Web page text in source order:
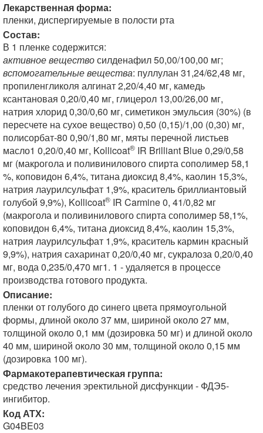
Лекарственная форма:
пленки, диспергируемые в полости рта
Состав:
В 1 пленке содержится:
активное веществосилденафил 50,00/100,00 мг;
вспомогательные вещества: пуллулан 31,24/62,48 мг,
пропиленгликоля алгинат 2,20/4,40 мг, камедь
ксантановая 0,20/0,40 мг, глицерол 13,00/26,00 мг,
натрия хлорид 0,30/0,60 мг, симетикон эмульсия (30%) (в
пересчете на сухое вещество) 0,50 (0,15)/1,00 (0,30) мг,
полисорбат-80 0,90/1,80 мг, мяты перечной листьев
масло1 0,20/0,40 мг, Kollicoat® IR Brilliant Blue 0,29/0,58
мг (макрогола и поливинилового спирта сополимер 58,1
%, коповидон 6,4%, титана диоксид 8,4%, каолин 15,3%,
натрия лаурилсульфат 1,9%, краситель бриллиантовый
голубой 9,9%), Kollicoat® IR Carmine 0, 41/0,82 мг
(макрогола и поливинилового спирта сополимер 58,1%,
коповидон 6,4%, титана диоксид 8,4%, каолин 15,3%,
натрия лаурилсульфат 1,9%, краситель кармин красный
9,9%), натрия сахаринат 0,20/0,40 мг, сукралоза 0,20/0,40
мг, вода 0,235/0,470 мг1. 1 - удаляется в процессе
производства готового продукта.
Описание:
пленки от голубого до синего цвета прямоугольной
формы, длиной около 37 мм, шириной около 27 мм,
толщиной около 0,1 мм (дозировка 50 мг) и длиной около
40 мм, шириной около 30 мм, толщиной около 0,15 мм
(дозировка 100 мг).
Фармакотерапевтическая группа:
средство лечения эректильной дисфункции - ФДЭ5-
ингибитор.
Код АТХ:
G04BE03